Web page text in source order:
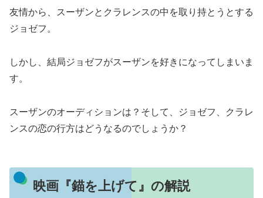
友情から、スーザンとクラレンスの中を取り持とうとする
ジョゼフ。
しかし、結局ジョゼフがスーザンを好きになってしまいま
す。
スーザンのオーディションは？そして、ジョゼフ、クラレ
ンスの恋の行方はどうなるのでしょうか？
映画『錨を上げて』の解説